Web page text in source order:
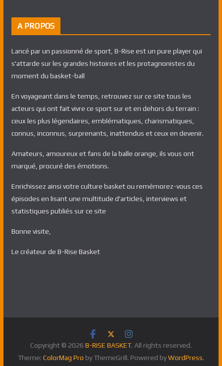
A PROPOS
Lancé par un passionné de sport, B-Rise est un pure player qui
s'attarde sur les grandes histoires et les protagnonistes du
moment du basket-ball
En voyageant dans le temps, retrouvez sur ce site tous les
acteurs qui ont fait vivre ce sport sur et en dehors du terrain :
ceux les plus légendaires, emblématiques, charismatiques,
connus, inconnus, surprenants, inattendus et ceux en devenir.
Amateurs, amoureux et fans de la balle orange, ils vous ont
marqué, procuré des émotions.
Enrichissez ainsi votre culture basket ou remémorez-vous ces
épisodes en lisant une multitude d'articles, interviews et
statistiques publiés sur ce site
Bonne visite,
Le créateur de B-Rise Basket
Copyright © 2026 B-RISE BASKET. All rights reserved.
Theme: ColorMag Pro by ThemeGrill. Powered byWordPress.